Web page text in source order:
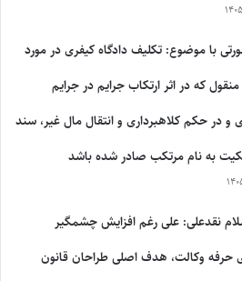
با موضوع: تکلیف دادگاه کیفری در مورد
که در اثر ارتکاب جرایم در جرایم
و در حکم کلاهبرداری و انتقال مال غیر، سند
به نام مرتکب صادر شده باشد
نقدعلی: علی رغم افزایش چشمگیر
حرفه وکالت، هدف اصلی طراحان قانون